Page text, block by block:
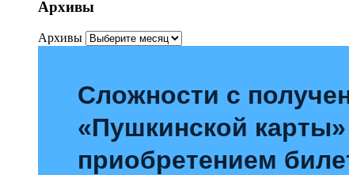
Архивы
Архивы
Сложности с
«Пушкинской
приобретением